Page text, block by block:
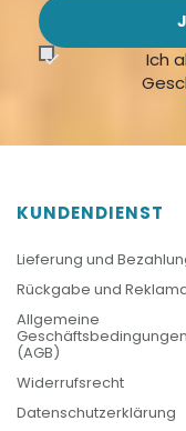
Ich
KUNDENDIENST
Lieferung und
Rückgabe und
Allgemeine
Geschäftsbedingungen
(AGB)
Widerrufsrecht
Datenschutzerklärung